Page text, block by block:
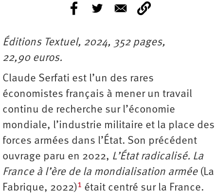
Éditions Textuel, 2024, 352 pages,
22,90 euros.
Claude Serfati est l’un des rares
économistes français à mener un travail
continu de recherche sur l’économie
mondiale, l’industrie militaire et la place des
forces armées dans l’État. Son précédent
ouvrage paru en 2022, L’État radicalisé. La
France à l’ère de la mondialisation armée(La
Fabrique, 2022)1 était centré sur la France.